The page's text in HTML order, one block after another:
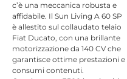
c’è una meccanica robusta e
affidabile. Il Sun Living A 60 SP
è allestito sul collaudato telaio
Fiat Ducato, con una brillante
motorizzazione da 140 CV che
garantisce ottime prestazioni e
consumi contenuti.